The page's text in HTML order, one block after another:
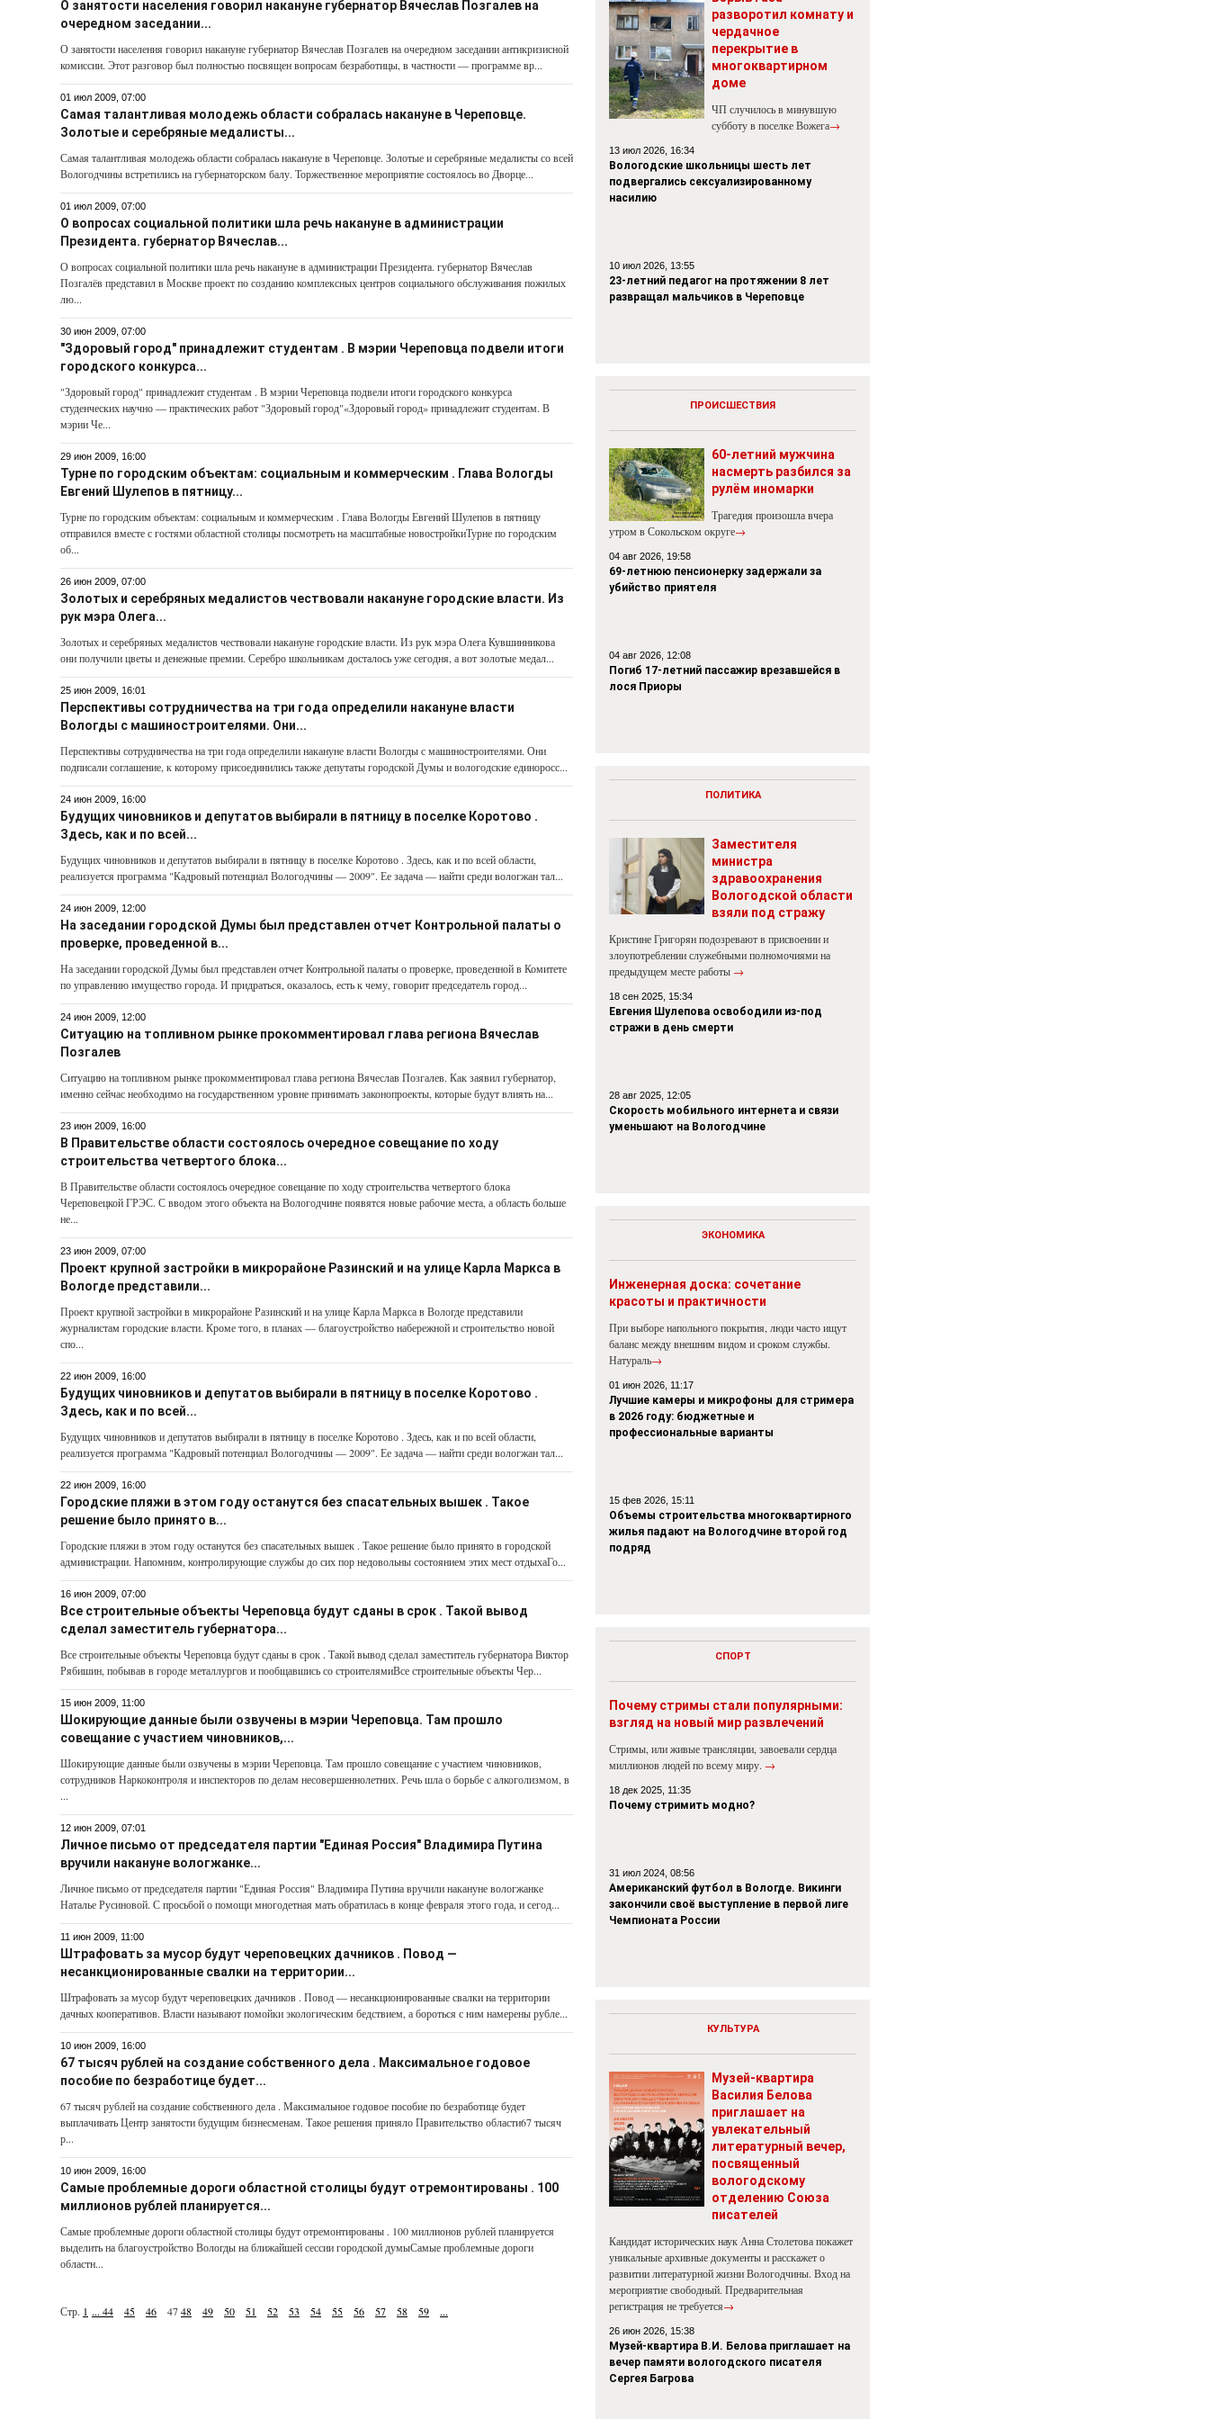
О занятости населения говорил накануне губернатор Вячеслав Позгалев на
очередном заседании...
О занятости населения говорил накануне губернатор Вячеслав Позгалев на очередном заседании антикризисной
комиссии. Этот разговор был полностью посвящен вопросам безработицы, в частности — программе вр...
01 июл 2009, 07:00
Самая талантливая молодежь области собралась накануне в Череповце.
Золотые и серебряные медалисты...
Самая талантливая молодежь области собралась накануне в Череповце. Золотые и серебряные медалисты со всей
Вологодчины встретились на губернаторском балу. Торжественное мероприятие состоялось во Дворце...
01 июл 2009, 07:00
О вопросах социальной политики шла речь накануне в администрации
Президента. губернатор Вячеслав...
О вопросах социальной политики шла речь накануне в администрации Президента. губернатор Вячеслав
Позгалёв представил в Москве проект по созданию комплексных центров социального обслуживания пожилых
лю...
30 июн 2009, 07:00
"Здоровый город" принадлежит студентам . В мэрии Череповца подвели итоги
городского конкурса...
"Здоровый город" принадлежит студентам . В мэрии Череповца подвели итоги городского конкурса
студенческих научно — практических работ "Здоровый город"«Здоровый город» принадлежит студентам. В
мэрии Че...
29 июн 2009, 16:00
Турне по городским объектам: социальным и коммерческим . Глава Вологды
Евгений Шулепов в пятницу...
Турне по городским объектам: социальным и коммерческим . Глава Вологды Евгений Шулепов в пятницу
отправился вместе с гостями областной столицы посмотреть на масштабные новостройкиТурне по городским
об...
26 июн 2009, 07:00
Золотых и серебряных медалистов чествовали накануне городские власти. Из
рук мэра Олега...
Золотых и серебряных медалистов чествовали накануне городские власти. Из рук мэра Олега Кувшинникова
они получили цветы и денежные премии. Серебро школьникам досталось уже сегодня, а вот золотые медал...
25 июн 2009, 16:01
Перспективы сотрудничества на три года определили накануне власти
Вологды с машиностроителями. Они...
Перспективы сотрудничества на три года определили накануне власти Вологды с машиностроителями. Они
подписали соглашение, к которому присоединились также депутаты городской Думы и вологодские единоросс...
24 июн 2009, 16:00
Будущих чиновников и депутатов выбирали в пятницу в поселке Коротово .
Здесь, как и по всей...
Будущих чиновников и депутатов выбирали в пятницу в поселке Коротово . Здесь, как и по всей области,
реализуется программа "Кадровый потенциал Вологодчины — 2009". Ее задача — найти среди вологжан тал...
24 июн 2009, 12:00
На заседании городской Думы был представлен отчет Контрольной палаты о
проверке, проведенной в...
На заседании городской Думы был представлен отчет Контрольной палаты о проверке, проведенной в Комитете
по управлению имущество города. И придраться, оказалось, есть к чему, говорит председатель город...
24 июн 2009, 12:00
Ситуацию на топливном рынке прокомментировал глава региона Вячеслав
Позгалев
Ситуацию на топливном рынке прокомментировал глава региона Вячеслав Позгалев. Как заявил губернатор,
именно сейчас необходимо на государственном уровне принимать законопроекты, которые будут влиять на...
23 июн 2009, 16:00
В Правительстве области состоялось очередное совещание по ходу
строительства четвертого блока...
В Правительстве области состоялось очередное совещание по ходу строительства четвертого блока
Череповецкой ГРЭС. С вводом этого объекта на Вологодчине появятся новые рабочие места, а область больше
не...
23 июн 2009, 07:00
Проект крупной застройки в микрорайоне Разинский и на улице Карла Маркса в
Вологде представили...
Проект крупной застройки в микрорайоне Разинский и на улице Карла Маркса в Вологде представили
журналистам городские власти. Кроме того, в планах — благоустройство набережной и строительство новой
спо...
22 июн 2009, 16:00
Будущих чиновников и депутатов выбирали в пятницу в поселке Коротово .
Здесь, как и по всей...
Будущих чиновников и депутатов выбирали в пятницу в поселке Коротово . Здесь, как и по всей области,
реализуется программа "Кадровый потенциал Вологодчины — 2009". Ее задача — найти среди вологжан тал...
22 июн 2009, 16:00
Городские пляжи в этом году останутся без спасательных вышек . Такое
решение было принято в...
Городские пляжи в этом году останутся без спасательных вышек . Такое решение было принято в городской
администрации. Напомним, контролирующие службы до сих пор недовольны состоянием этих мест отдыхаГо...
16 июн 2009, 07:00
Все строительные объекты Череповца будут сданы в срок . Такой вывод
сделал заместитель губернатора...
Все строительные объекты Череповца будут сданы в срок . Такой вывод сделал заместитель губернатора Виктор
Рябишин, побывав в городе металлургов и пообщавшись со строителямиВсе строительные объекты Чер...
15 июн 2009, 11:00
Шокирующие данные были озвучены в мэрии Череповца. Там прошло
совещание с участием чиновников,...
Шокирующие данные были озвучены в мэрии Череповца. Там прошло совещание с участием чиновников,
сотрудников Наркоконтроля и инспекторов по делам несовершеннолетних. Речь шла о борьбе с алкоголизмом, в
...
12 июн 2009, 07:01
Личное письмо от председателя партии "Единая Россия" Владимира Путина
вручили накануне вологжанке...
Личное письмо от председателя партии "Единая Россия" Владимира Путина вручили накануне вологжанке
Наталье Русиновой. С просьбой о помощи многодетная мать обратилась в конце февраля этого года, и сегод...
11 июн 2009, 11:00
Штрафовать за мусор будут череповецких дачников . Повод —
несанкционированные свалки на территории...
Штрафовать за мусор будут череповецких дачников . Повод — несанкционированные свалки на территории
дачных кооперативов. Власти называют помойки экологическим бедствием, а бороться с ним намерены рубле...
10 июн 2009, 16:00
67 тысяч рублей на создание собственного дела . Максимальное годовое
пособие по безработице будет...
67 тысяч рублей на создание собственного дела . Максимальное годовое пособие по безработице будет
выплачивать Центр занятости будущим бизнесменам. Такое решения приняло Правительство области67 тысяч
р...
10 июн 2009, 16:00
Самые проблемные дороги областной столицы будут отремонтированы . 100
миллионов рублей планируется...
Самые проблемные дороги областной столицы будут отремонтированы . 100 миллионов рублей планируется
выделить на благоустройство Вологды на ближайшей сессии городской думыСамые проблемные дороги
областн...
Стр. 1 ... 44 45 46 4748 49 50 51 52 53 54 55 56 57 58 59 ...
разворотил комнату и
чердачное
перекрытие в
многоквартирном
доме
ЧП случилось в минувшую
субботу в поселке Вожега→
13 июл 2026, 16:34
Вологодские школьницы шесть лет
подвергались сексуализированному
насилию
10 июл 2026, 13:55
23-летний педагог на протяжении 8 лет
развращал мальчиков в Череповце
ПРОИСШЕСТВИЯ
60-летний мужчина
насмерть разбился за
рулём иномарки
Трагедия произошла вчера
утром в Сокольском округе→
04 авг 2026, 19:58
69-летнюю пенсионерку задержали за
убийство приятеля
04 авг 2026, 12:08
Погиб 17-летний пассажир врезавшейся в
лося Приоры
ПОЛИТИКА
Заместителя
министра
здравоохранения
Вологодской области
взяли под стражу
Кристине Григорян подозревают в присвоении и
злоупотреблении служебными полномочиями на
предыдущем месте работы →
18 сен 2025, 15:34
Евгения Шулепова освободили из-под
стражи в день смерти
28 авг 2025, 12:05
Скорость мобильного интернета и связи
уменьшают на Вологодчине
ЭКОНОМИКА
Инженерная доска: сочетание
красоты и практичности
При выборе напольного покрытия, люди часто ищут
баланс между внешним видом и сроком службы.
Натураль→
01 июн 2026, 11:17
Лучшие камеры и микрофоны для стримера
в 2026 году: бюджетные и
профессиональные варианты
15 фев 2026, 15:11
Объемы строительства многоквартирного
жилья падают на Вологодчине второй год
подряд
СПОРТ
Почему стримы стали популярными:
взгляд на новый мир развлечений
Стримы, или живые трансляции, завоевали сердца
миллионов людей по всему миру. →
18 дек 2025, 11:35
Почему стримить модно?
31 июл 2024, 08:56
Американский футбол в Вологде. Викинги
закончили своё выступление в первой лиге
Чемпионата России
КУЛЬТУРА
Музей-квартира
Василия Белова
приглашает на
увлекательный
литературный вечер,
посвященный
вологодскому
отделению Союза
писателей
Кандидат исторических наук Анна Столетова покажет
уникальные архивные документы и расскажет о
развитии литературной жизни Вологодчины. Вход на
мероприятие свободный. Предварительная
регистрация не требуется→
26 июн 2026, 15:38
Музей-квартира В.И. Белова приглашает на
вечер памяти вологодского писателя
Сергея Багрова